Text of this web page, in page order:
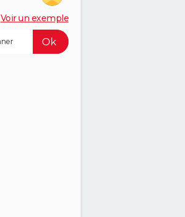
Voir un exemple